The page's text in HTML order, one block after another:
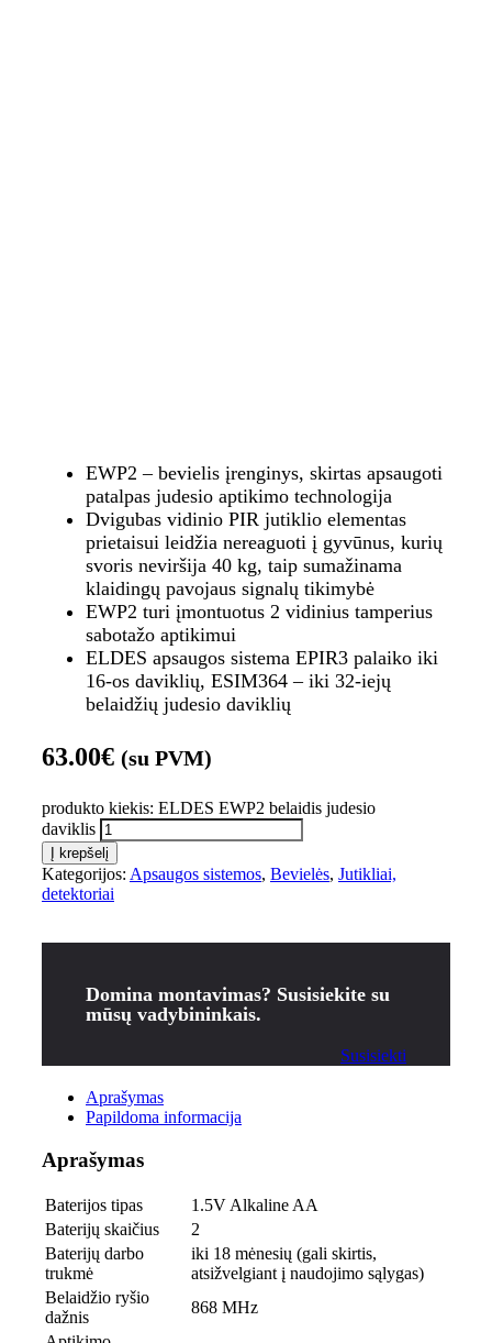
EWP2 – bevielis įrenginys, skirtas apsaugoti
patalpas judesio aptikimo technologija
Dvigubas vidinio PIR jutiklio elementas
prietaisui leidžia nereaguoti į gyvūnus, kurių
svoris neviršija 40 kg, taip sumažinama
klaidingų pavojaus signalų tikimybė
EWP2 turi įmontuotus 2 vidinius tamperius
sabotažo aptikimui
ELDES apsaugos sistema EPIR3 palaiko iki
16-os daviklių, ESIM364 – iki 32-iejų
belaidžių judesio daviklių
63.00€ (su PVM)
produkto kiekis: ELDES EWP2 belaidis judesio
daviklis
Į krepšelį
Kategorijos: Apsaugos sistemos, Bevielės, Jutikliai,
detektoriai
Domina montavimas? Susisiekite su
mūsų vadybininkais.
Susisiekti
Aprašymas
Papildoma informacija
Aprašymas
Baterijos tipas
1.5V Alkaline AA
Baterijų skaičius
2
Baterijų darbo
trukmė
iki 18 mėnesių (gali skirtis,
atsižvelgiant į naudojimo sąlygas)
Belaidžio ryšio
dažnis
868 MHz